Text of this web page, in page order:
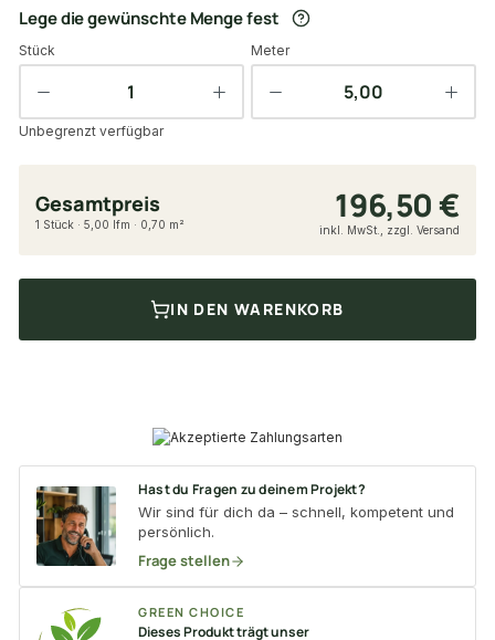
Lege die gewünschte Menge fest
Stück Meter
Unbegrenzt verfügbar
Gesamtpreis 196,50 €
1 Stück · 5,00 lfm · 0,70 m² inkl. MwSt., zzgl. Versand
IN DEN WARENKORB
Hast du Fragen zu deinem Projekt?
Wir sind für dich da – schnell, kompetent und
persönlich.
Frage stellen
GREEN CHOICE
Dieses Produkt trägt unser